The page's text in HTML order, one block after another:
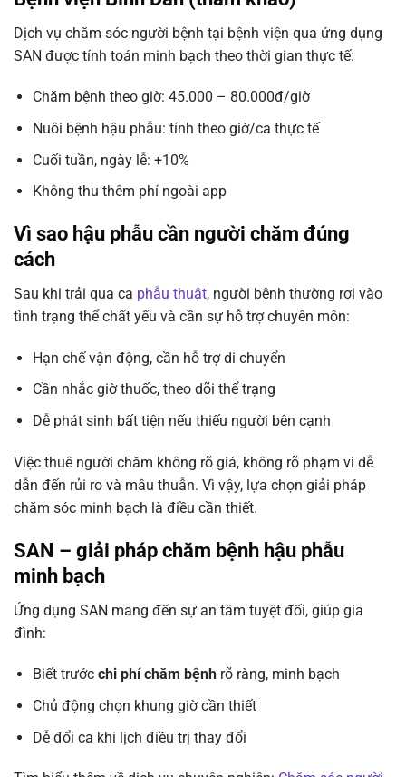
Dịch vụ chăm sóc người bệnh tại bệnh viện qua ứng dụng
SAN được tính toán minh bạch theo thời gian thực tế:
Chăm bệnh theo giờ: 45.000 – 80.000đ/giờ
Nuôi bệnh hậu phẫu: tính theo giờ/ca thực tế
Cuối tuần, ngày lễ: +10%
Không thu thêm phí ngoài app
Vì sao hậu phẫu cần người chăm đúng
cách
Sau khi trải qua ca phẫu thuật, người bệnh thường rơi vào
tình trạng thể chất yếu và cần sự hỗ trợ chuyên môn:
Hạn chế vận động, cần hỗ trợ di chuyển
Cần nhắc giờ thuốc, theo dõi thể trạng
Dễ phát sinh bất tiện nếu thiếu người bên cạnh
Việc thuê người chăm không rõ giá, không rõ phạm vi dễ
dẫn đến rủi ro và mâu thuẫn. Vì vậy, lựa chọn giải pháp
chăm sóc minh bạch là điều cần thiết.
SAN – giải pháp chăm bệnh hậu phẫu
minh bạch
Ứng dụng SAN mang đến sự an tâm tuyệt đối, giúp gia
đình:
Biết trước chi phí chăm bệnhrõ ràng, minh bạch
Chủ động chọn khung giờ cần thiết
Dễ đổi ca khi lịch điều trị thay đổi